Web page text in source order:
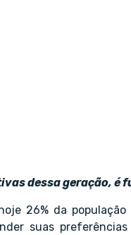
dessa geração, é
26% da
suas